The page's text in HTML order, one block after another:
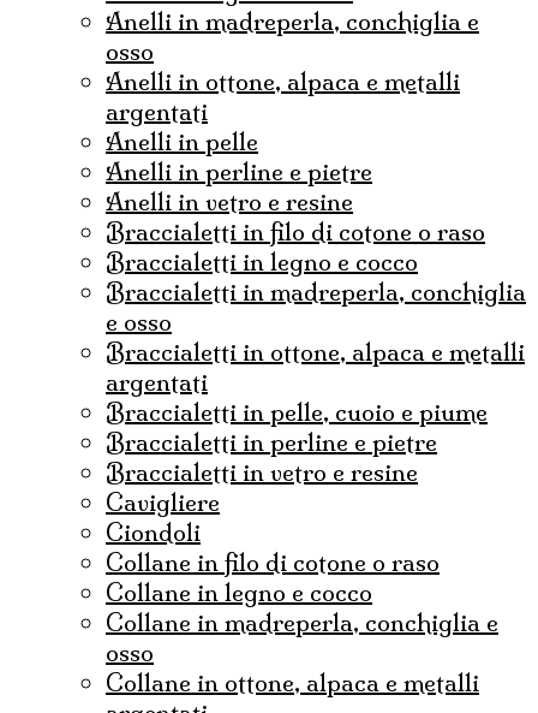
anelli in madreperla, conchiglia e
osso
anelli in ottone, alpaca e metalli
argentati
anelli in pelle
anelli in perline e pietre
anelli in vetro e resine
braccialetti in filo di cotone o raso
braccialetti in legno e cocco
braccialetti in madreperla, conchiglia
e osso
braccialetti in ottone, alpaca e metalli
argentati
braccialetti in pelle, cuoio e piume
braccialetti in perline e pietre
braccialetti in vetro e resine
cavigliere
ciondoli
collane in filo di cotone o raso
collane in legno e cocco
collane in madreperla, conchiglia e
osso
collane in ottone, alpaca e metalli